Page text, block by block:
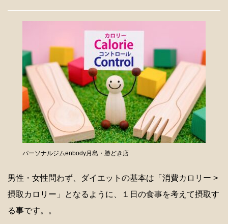
パーソナルジムenbody月島・勝どき店
男性・女性問わず、ダイエットの基本は「消費カロリー >
摂取カロリー」となるように、１日の食事を考えて摂取す
る事です。。